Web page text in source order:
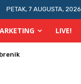
PETAK, 7 AUGUSTA, 2026
LIVE!